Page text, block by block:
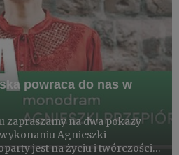
powraca do nas w
zapraszamy na dwa pokazy
Agnieszki
jest na życiu i twórczości